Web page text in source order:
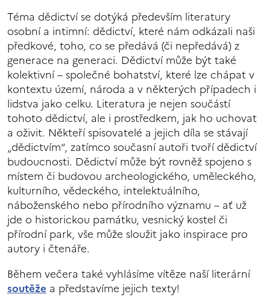
Téma dědictví se dotýká především literatury
osobní a intimní: dědictví, které nám odkázali naši
předkové, toho, co se předává (či nepředává) z
generace na generaci. Dědictví může být také
kolektivní – společné bohatství, které lze chápat v
kontextu území, národa a v některých případech i
lidstva jako celku. Literatura je nejen součástí
tohoto dědictví, ale i prostředkem, jak ho uchovat
a oživit. Někteří spisovatelé a jejich díla se stávají
„dědictvím“, zatímco současní autoři tvoří dědictví
budoucnosti. Dědictví může být rovněž spojeno s
místem či budovou archeologického, uměleckého,
kulturního, vědeckého, intelektuálního,
náboženského nebo přírodního významu – ať už
jde o historickou památku, vesnický kostel či
přírodní park, vše může sloužit jako inspirace pro
autory i čtenáře.
Během večera také vyhlásíme vítěze naší literární
soutěže a představíme jejich texty!